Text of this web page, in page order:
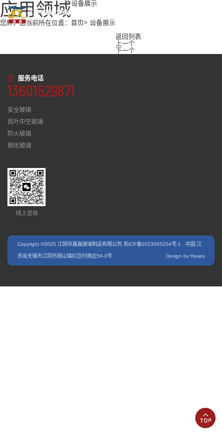
应用领域设备展示
您好，您当前所在位置： 首页> 设备展示
返回列表
上一个
下一个
服务电话
13601529871
安全玻璃
百叶中空玻璃
防火玻璃
钢化玻璃
线上咨询
Copyright ©2025 江阴市嘉鑫玻璃制品有限公司 苏ICP备2023005204号-1 中国.江
苏省无锡市江阴市顾山镇红豆村南庄58-3号 Design by Huseo